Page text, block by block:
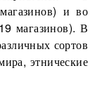
и во
магазинов). В
сортов
этнические